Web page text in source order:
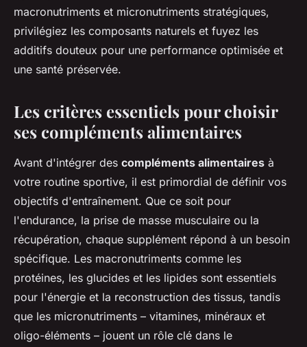
macronutriments et micronutriments stratégiques,
privilégiez les composants naturels et fuyez les
additifs douteux pour une performance optimisée et
une santé préservée.
Les critères essentiels pour choisir
ses compléments alimentaires
Avant d'intégrer des compléments alimentaires à
votre routine sportive, il est primordial de définir vos
objectifs d'entraînement. Que ce soit pour
l'endurance, la prise de masse musculaire ou la
récupération, chaque supplément répond à un besoin
spécifique. Les macronutriments comme les
protéines, les glucides et les lipides sont essentiels
pour l'énergie et la reconstruction des tissus, tandis
que les micronutriments – vitamines, minéraux et
oligo-éléments – jouent un rôle clé dans le